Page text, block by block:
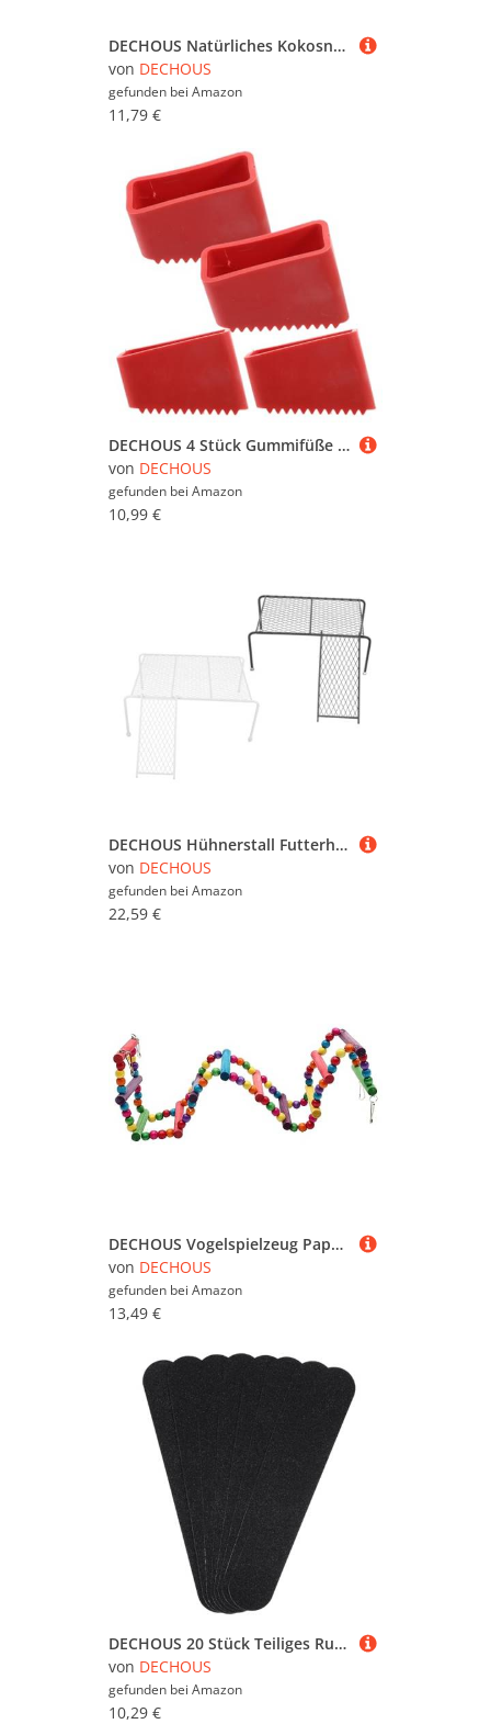
DECHOUS Natürliches Kokosnussschalen Vogelhaus mit Leiter Robustes Zuchtnest für Wellensittiche und Papageien Hängendes Kokosnussnest als Dekoratives Vogelbett und Nistplatz für Vögel und
von DECHOUS
gefunden bei Amazon
11,79 €
DECHOUS 4 Stück Gummifüße Ersatzset für Leitern- Rutschfeste Fußpolster für Teleskopleiter - Rote schutzkappen für Stehleitern Universal-Leiterfußabdeckungen für Stabilität und Bodenschutz
von DECHOUS
gefunden bei Amazon
10,99 €
DECHOUS Hühnerstall Futterhalter Metallständer mit Leiter Robuster Hühnerplattform für Kleine Haustiere Fördert Bewegung und Koordination Langlebiges Sicheres Spielgerät für Hühner und
von DECHOUS
gefunden bei Amazon
22,59 €
DECHOUS Vogelspielzeug Papagei Kletterleiter Holzleiter Bunte Spielleiter für Nymphensittiche Wellensittiche Käfigvögel Kletterspaß und Krallenpflege
von DECHOUS
gefunden bei Amazon
13,49 €
DECHOUS 20 Stück Teiliges Rutsch Klebeband PVC Schwarz rutschfeste Treppenstufen für Innen und Außen Selbstklebend Wetterbeständig Langlebig Geeignet für Treppen Rampen Leitern und
von DECHOUS
gefunden bei Amazon
10,29 €